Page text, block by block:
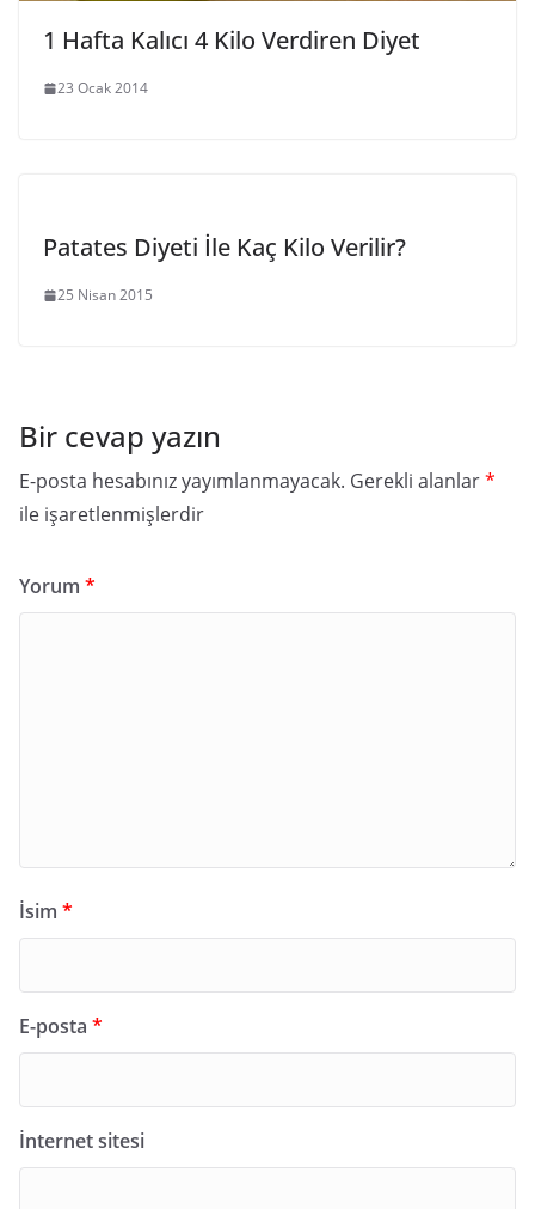
1 Hafta Kalıcı 4 Kilo Verdiren Diyet
23 Ocak 2014
Patates Diyeti İle Kaç Kilo Verilir?
25 Nisan 2015
Bir cevap yazın
E-posta hesabınız yayımlanmayacak. Gerekli alanlar*
ile işaretlenmişlerdir
Yorum *
İsim *
E-posta *
İnternet sitesi